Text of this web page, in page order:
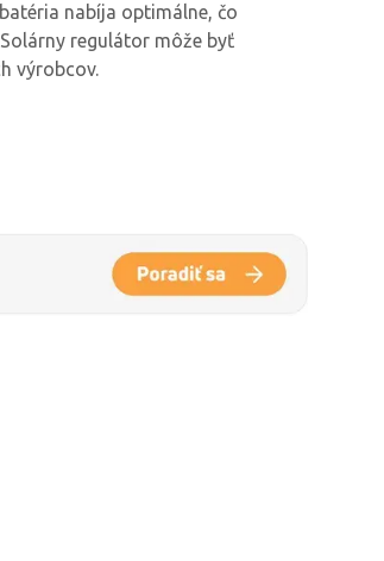
nabíja optimálne, čo
regulátor môže byť
výrobcov.